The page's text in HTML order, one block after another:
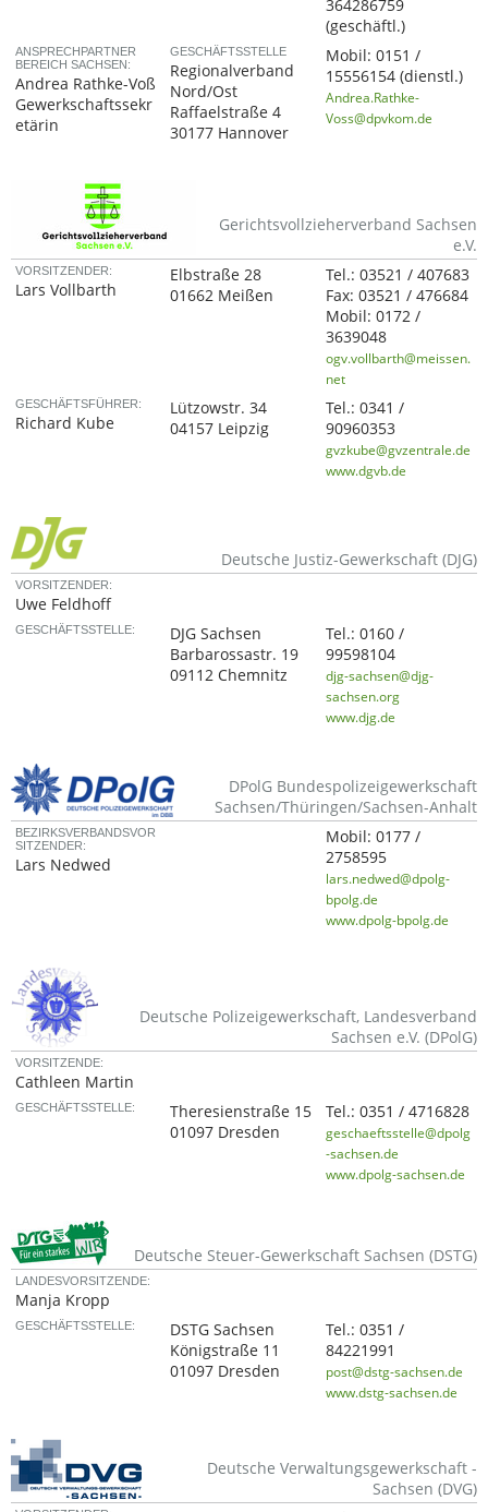
364286759
(geschäftl.)
ANSPRECHPARTNER
BEREICH SACHSEN:
Andrea Rathke-Voß
Gewerkschaftssekr
etärin
GESCHÄFTSSTELLE
Regionalverband
Nord/Ost
Raffaelstraße 4
30177 Hannover
Mobil:0151 /
15556154(dienstl.)
Andrea.Rathke-
Voss@dpvkom.de
Gerichtsvollzieherverband Sachsen
e.V.
VORSITZENDER:
Lars Vollbarth
Elbstraße 28
01662 Meißen
Tel.:03521 / 407683
Fax:03521 / 476684
Mobil:0172 /
3639048
ogv.vollbarth@meissen.
net
GESCHÄFTSFÜHRER:
Richard Kube
Lützowstr. 34
04157 Leipzig
Tel.:0341 /
90960353
gvzkube@gvzentrale.de
www.dgvb.de
Deutsche Justiz-Gewerkschaft (DJG)
VORSITZENDER:
Uwe Feldhoff
GESCHÄFTSSTELLE:
DJG Sachsen
Barbarossastr. 19
09112 Chemnitz
Tel.:0160 /
99598104
djg-sachsen@djg-
sachsen.org
www.djg.de
DPolG Bundespolizeigewerkschaft
Sachsen/Thüringen/Sachsen-Anhalt
BEZIRKSVERBANDSVOR
SITZENDER:
Lars Nedwed
Mobil:0177 /
2758595
lars.nedwed@dpolg-
bpolg.de
www.dpolg-bpolg.de
Deutsche Polizeigewerkschaft, Landesverband
Sachsen e.V. (DPolG)
VORSITZENDE:
Cathleen Martin
GESCHÄFTSSTELLE:
Theresienstraße 15
01097 Dresden
Tel.:0351 / 4716828
geschaeftsstelle@dpolg
-sachsen.de
www.dpolg-sachsen.de
Deutsche Steuer-Gewerkschaft Sachsen (DSTG)
LANDESVORSITZENDE:
Manja Kropp
GESCHÄFTSSTELLE:
DSTG Sachsen
Königstraße 11
01097 Dresden
Tel.:0351 /
84221991
post@dstg-sachsen.de
www.dstg-sachsen.de
Deutsche Verwaltungsgewerkschaft -
Sachsen (DVG)